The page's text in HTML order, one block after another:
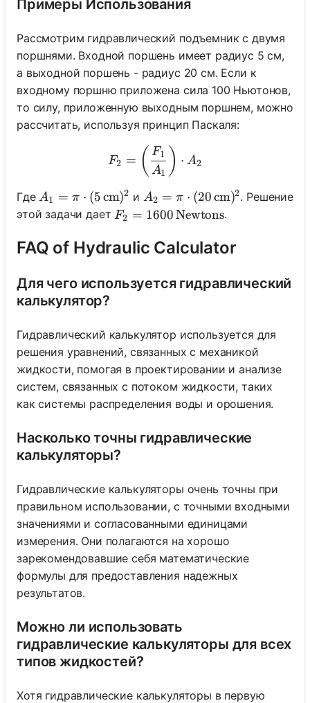
Примеры Использования
Рассмотрим гидравлический подъемник с двумя
поршнями. Входной поршень имеет радиус 5 см,
а выходной поршень - радиус 20 см. Если к
входному поршню приложена сила 100 Ньютонов,
то силу, приложенную выходным поршнем, можно
рассчитать, используя принцип Паскаля:
F_2 =
F2 = ( A1
F1 ) ⋅ A2
Где A_1 = \pi \cdot (5 \, \text{cm})^2
A1 = π ⋅ (5cm)2 и A_2 = \pi \cdot (20 \,
A2 = π ⋅ (20cm)2. Решение
этой задачи дает F_2 = 1600 \, \text{Newtons}
F2 = 1600Newtons.
FAQ of Hydraulic Calculator
Для чего используется гидравлический
калькулятор?
Гидравлический калькулятор используется для
решения уравнений, связанных с механикой
жидкости, помогая в проектировании и анализе
систем, связанных с потоком жидкости, таких
как системы распределения воды и орошения.
Насколько точны гидравлические
калькуляторы?
Гидравлические калькуляторы очень точны при
правильном использовании, с точными входными
значениями и согласованными единицами
измерения. Они полагаются на хорошо
зарекомендовавшие себя математические
формулы для предоставления надежных
результатов.
Можно ли использовать
гидравлические калькуляторы для всех
типов жидкостей?
Хотя гидравлические калькуляторы в первую